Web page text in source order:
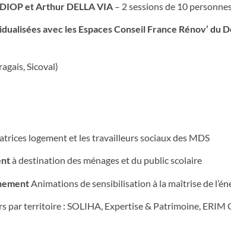
et Arthur DELLA VIA – 2 sessions de 10
avec les Espaces Conseil France Rénov’ du
Sicoval)
logement et les travailleurs sociaux des MDS
à destination des ménages et du public scolaire
Animations de sensibilisation à la maîtrise de
par territoire : SOLIHA, Expertise & Patrimoine, ERIM